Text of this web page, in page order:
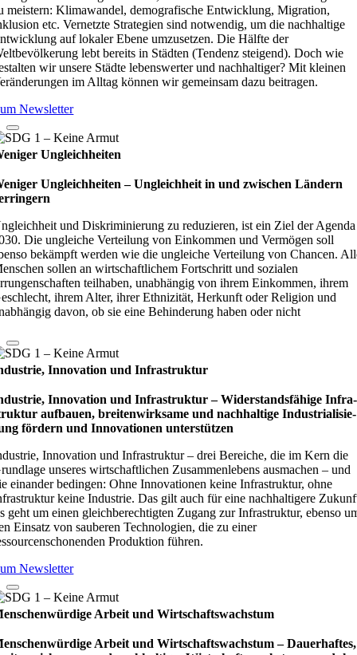
meistern: Klimawandel, demografische Entwicklung, Migration,
etc. Vernetzte Strategien sind notwendig, um die nachhaltige
auf lokaler Ebene umzusetzen. Die Hälfte der
lebt bereits in Städten (Tendenz steigend). Doch wie
wir unsere Städte lebenswerter und nachhaltiger? Mit kleinen
im Alltag können wir gemeinsam dazu beitragen.
Newsletter
Ungleichheiten
Ungleichheiten – Ungleich­heit in und zwi­schen Län­dern
und Diskriminierung zu reduzieren, ist ein Ziel der Agenda
Die ungleiche Verteilung von Einkommen und Vermögen soll
bekämpft werden wie die ungleiche Verteilung von Chancen.
sollen an wirtschaftlichem Fortschritt und sozialen
teilhaben, unabhängig von ihrem Einkommen, ihrem
ihrem Alter, ihrer Ethnizität, Herkunft oder Religion und
davon, ob sie eine Behinderung haben oder nicht
Innovation und Infrastruktur
Innovation und Infrastruktur – Wider­stands­fä­hige Infra­
auf­bauen, brei­ten­wirk­same und nach­hal­tige Indu­stri­ali­sie­
för­dern und Inno­vati­o­nen unter­stüt­zen
Innovation und Infrastruktur – drei Bereiche, die im Kern die
unseres wirtschaftlichen Zusammenlebens ausmachen – und
einander bedingen: Ohne Innovationen keine Infrastruktur, ohne
keine Industrie. Das gilt auch für eine nachhaltigere
geht um einen gleichberechtigten Zugang zur Infrastruktur, ebenso
Einsatz von sauberen Technologien, die zu einer
Produktion führen.
Newsletter
Arbeit und Wirtschaftswachstum
Arbeit und Wirtschaftswachstum – Dau­e­r­haf­tes,